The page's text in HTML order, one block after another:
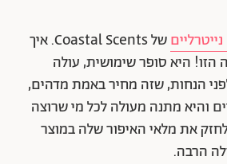
של Coastal Scents. איך
היא סופר שימושית, עולה
ה-32 ש"ח לפני הנחות, שזה מחיר באמת מדהים,
והיא מתנה מעולה לכל מי שרוצה
את מלאי האיפור שלה במוצר
הרבה.